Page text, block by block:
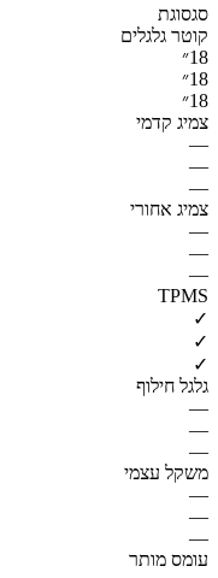
סגסוגת
קוטר גלגלים
18״
18״
18״
צמיג קדמי
—
—
—
צמיג אחורי
—
—
—
TPMS
✓
✓
✓
גלגל חילוף
—
—
—
משקל עצמי
—
—
—
עומס מותר